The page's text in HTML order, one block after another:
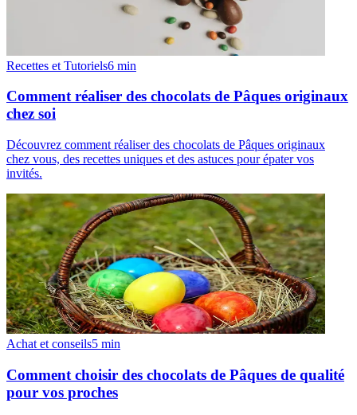
Recettes et Tutoriels6 min
Comment réaliser des chocolats de Pâques originaux
chez soi
Découvrez comment réaliser des chocolats de Pâques originaux
chez vous, des recettes uniques et des astuces pour épater vos
invités.
Achat et conseils5 min
Comment choisir des chocolats de Pâques de qualité
pour vos proches